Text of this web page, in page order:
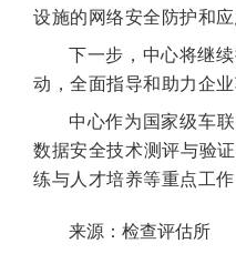
设施的网络安全防护和
下一步，中心将继
动，全面指导和助力企
中心作为国家级车
数据安全技术测评与验
练与人才培养等重点工
来源：检查评估所